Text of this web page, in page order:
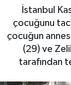
İstanbul
çocuğunu
çocuğun
(29) ve
tarafından
Güncel
Haberde
Kültür
Haber